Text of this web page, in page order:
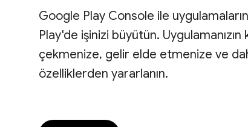
Google Play Console ile
Play'de işinizi büyütün.
çekmenize, gelir elde etmenize ve
özelliklerden yararlanın.